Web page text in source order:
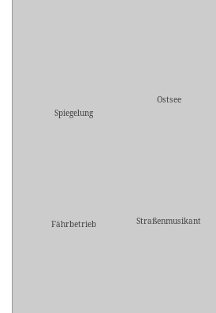
Spiegelung
Ostsee
Fährbetrieb Straßenmusikant